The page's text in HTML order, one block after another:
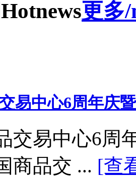
Hotnews更多
易中心6周年庆
交易中心6周
商品交 ... [查